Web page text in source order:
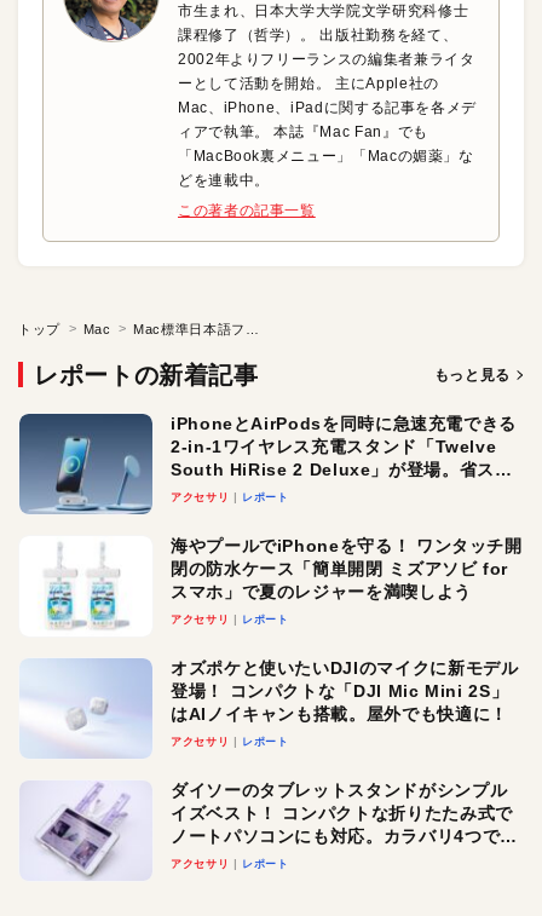
市生まれ、日本大学大学院文学研究科修士
課程修了（哲学）。 出版社勤務を経て、
2002年よりフリーランスの編集者兼ライタ
ーとして活動を開始。 主にApple社の
Mac、iPhone、iPadに関する記事を各メデ
ィアで執筆。 本誌『Mac Fan』でも
「MacBook裏メニュー」「Macの媚薬」な
どを連載中。
この著者の記事一覧
トップ Mac
レポートの新着記事 もっと見る
iPhoneとAirPodsを同時に急速充電できる
2-in-1ワイヤレス充電スタンド「Twelve
South HiRise 2 Deluxe」が登場。省スペ
ースでおしゃれに充電したい人にオスス
アクセサリ レポート
海やプールでiPhoneを守る！ ワンタッチ開
閉の防水ケース「簡単開閉 ミズアソビ for
スマホ」で夏のレジャーを満喫しよう
アクセサリ レポート
オズポケと使いたいDJIのマイクに新モデル
登場！ コンパクトな「DJI Mic Mini 2S」
はAIノイキャンも搭載。屋外でも快適に！
アクセサリ レポート
ダイソーのタブレットスタンドがシンプル
イズベスト！ コンパクトな折りたたみ式で
ノートパソコンにも対応。カラバリ4つで選
べる楽しさも
アクセサリ レポート